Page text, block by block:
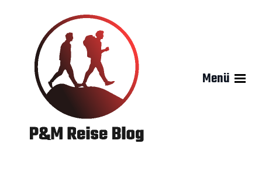
Menü